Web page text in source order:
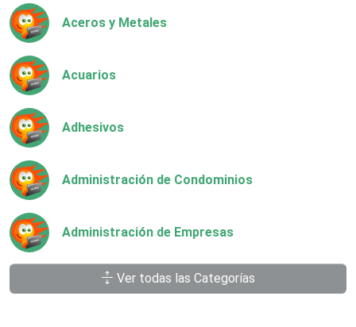
Aceros y Metales
Acuarios
Adhesivos
Administración de Condominios
Administración de Empresas
Agencias Aduanales
Ver todas las Categorías